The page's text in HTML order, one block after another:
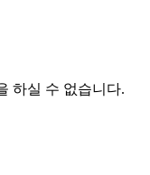
하실 수 없습니다.